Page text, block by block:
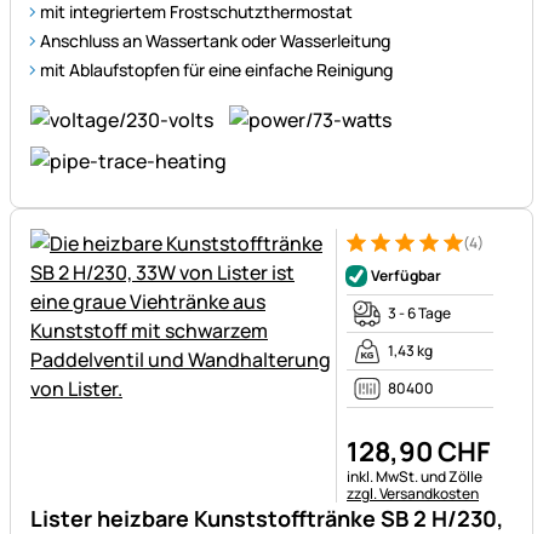
mit integriertem Frostschutzthermostat
Anschluss an Wassertank oder Wasserleitung
mit Ablaufstopfen für eine einfache Reinigung
Lister heizbare Kunststofftränke SB 2 H/230,
Bewertung: 5 von 5 (4
4 Bewertungen
(4)
Verfügbar
3 - 6 Tage
1,43 kg
80400
128,90CHF
Steuerhinweis:
inkl. MwSt. und Zölle
zzgl. Versandkosten